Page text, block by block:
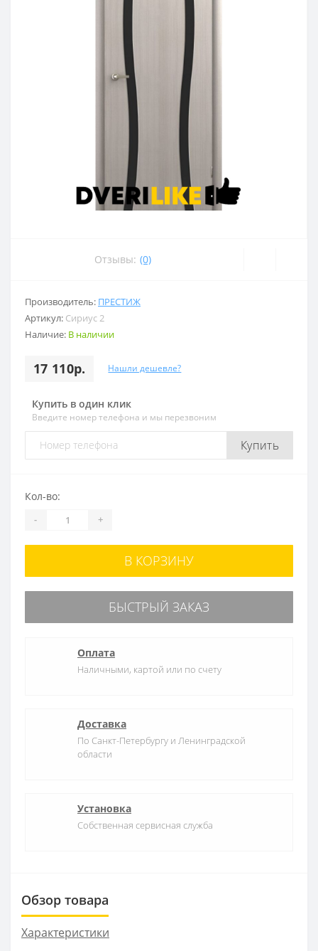
Отзывы: (0)
Производитель: ПРЕСТИЖ
Артикул: Сириус 2
Наличие: В наличии
17 110р. Нашли дешевле?
Купить в один клик
Введите номер телефона и мы перезвоним
Купить
Кол-во:
- +
В КОРЗИНУ
БЫСТРЫЙ ЗАКАЗ
Оплата
Наличными, картой или по счету
Доставка
По Санкт-Петербургу и Ленинградской
области
Установка
Собственная сервисная служба
Обзор товара
Характеристики